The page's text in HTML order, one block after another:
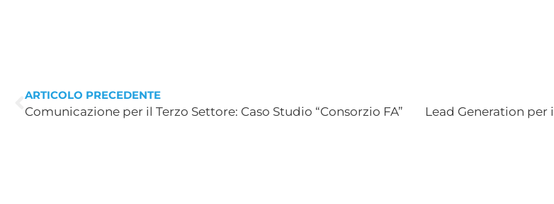
ARTICOLO PRECEDENTE
Comunicazione per il Terzo Settore: Caso Studio “Consorzio FA” Lead Generation